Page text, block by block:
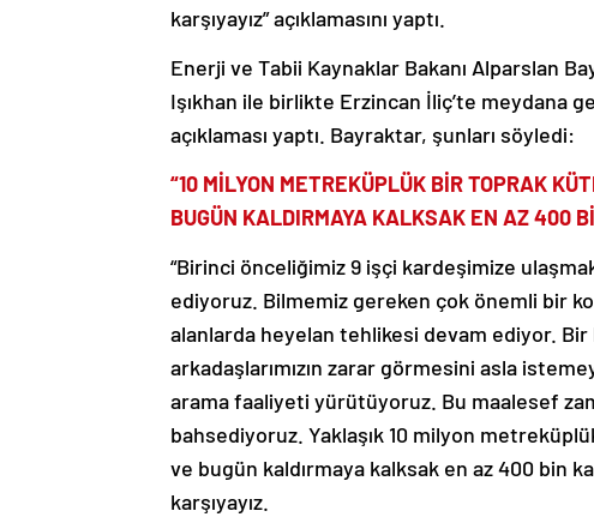
karşıyayız” açıklamasını yaptı.
Enerji ve Tabii Kaynaklar Bakanı Alparslan
Işıkhan ile birlikte Erzincan İliç’te meydana
açıklaması yaptı. Bayraktar, şunları söyledi:
“10 MİLYON METREKÜPLÜK BİR TOPRAK
BUGÜN KALDIRMAYA KALKSAK EN AZ 400
“Birinci önceliğimiz 9 işçi kardeşimize
ediyoruz. Bilmemiz gereken çok önemli bir
alanlarda heyelan tehlikesi devam ediyor.
arkadaşlarımızın zarar görmesini asla
arama faaliyeti yürütüyoruz. Bu maalesef
bahsediyoruz. Yaklaşık 10 milyon
ve bugün kaldırmaya kalksak en az 400 bin
karşıyayız.